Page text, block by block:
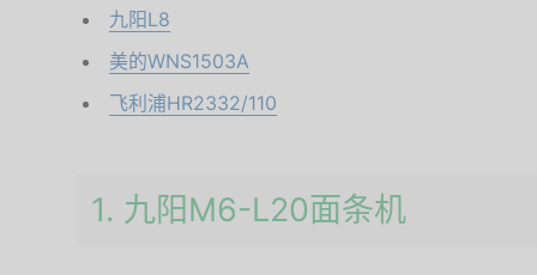
九阳L8
美的WNS1503A
飞利浦HR2332/110
1. 九阳M6-L20面条机